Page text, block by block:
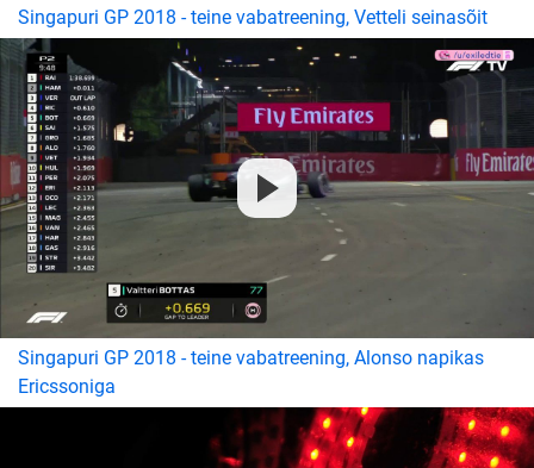
Singapuri GP 2018 - teine vabatreening, Vetteli seinasõit
Singapuri GP 2018 - teine vabatreening, Alonso napikas
Ericssoniga